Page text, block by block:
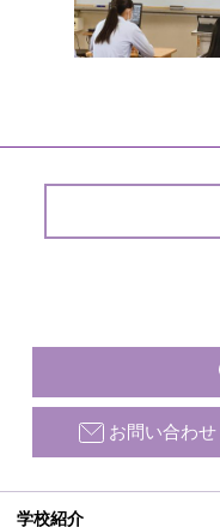
お問い合わせ
学校紹介